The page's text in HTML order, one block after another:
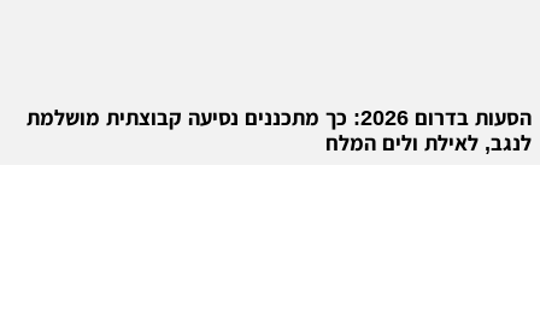
הסעות בדרום 2026: כך מתכננים נסיעה קבוצתית מושלמת
לנגב, לאילת ולים המלח